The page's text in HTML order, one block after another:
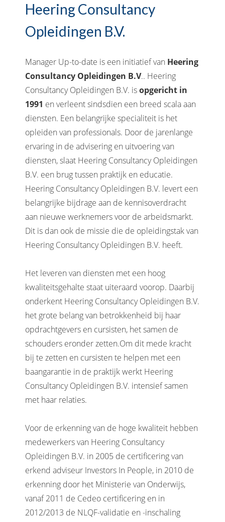
Heering Consultancy
Opleidingen B.V.
Manager Up-to-date is een initiatief van Heering
Consultancy Opleidingen B.V.. Heering
Consultancy Opleidingen B.V. isopgericht in
1991 en verleent sindsdien een breed scala aan
diensten. Een belangrijke specialiteit is het
opleiden van professionals. Door de jarenlange
ervaring in de advisering en uitvoering van
diensten, slaat Heering Consultancy Opleidingen
B.V. een brug tussen praktijk en educatie.
Heering Consultancy Opleidingen B.V. levert een
belangrijke bijdrage aan de kennisoverdracht
aan nieuwe werknemers voor de arbeidsmarkt.
Dit is dan ook de missie die de opleidingstak van
Heering Consultancy Opleidingen B.V. heeft.
Het leveren van diensten met een hoog
kwaliteitsgehalte staat uiteraard voorop. Daarbij
onderkent Heering Consultancy Opleidingen B.V.
het grote belang van betrokkenheid bij haar
opdrachtgevers en cursisten, het samen de
schouders eronder zetten.Om dit mede kracht
bij te zetten en cursisten te helpen met een
baangarantie in de praktijk werkt Heering
Consultancy Opleidingen B.V. intensief samen
met haar relaties.
Voor de erkenning van de hoge kwaliteit hebben
medewerkers van Heering Consultancy
Opleidingen B.V. in 2005 de certificering van
erkend adviseur Investors In People, in 2010 de
erkenning door het Ministerie van Onderwijs,
vanaf 2011 de Cedeo certificering en in
2012/2013 de NLQF-validatie en -inschaling